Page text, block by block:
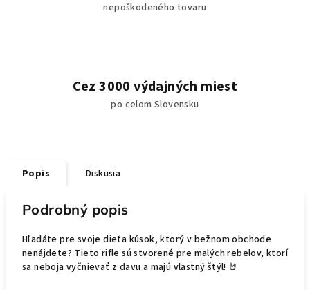
nepoškodeného tovaru
Cez 3000 výdajných miest
po celom Slovensku
Popis Diskusia
Podrobný popis
Hľadáte pre svoje dieťa kúsok, ktorý v bežnom obchode
nenájdete? Tieto rifle sú stvorené pre malých rebelov, ktorí
sa neboja vyčnievať z davu a majú vlastný štýl! 🤘